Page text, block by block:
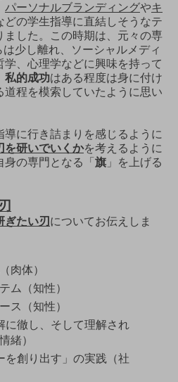
パーソナルブランディングやキ
どの学生指導に直結しそうなテ
した。この時期は、元々の専
少し離れ、ソーシャルメディ
、心理学などに興味を持って
私的成功はある程度は身に付け
道程を模索していたように思い
に行き詰まりを感じるように
を研いでいくかを考えるように
の専門となる「 旗 」を上げる
ぎたい刃 についてお伝えしま
肉体）
ム（知性）
ス（知性）
に徹し、そして理解され
緒）
を創り出す」の実践（社